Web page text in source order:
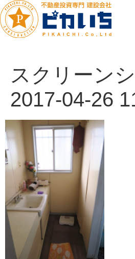
スクリーン
2017-04-26